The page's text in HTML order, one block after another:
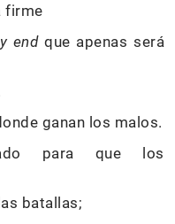
firme
endque apenas será
ganan los malos.
para que los
batallas;